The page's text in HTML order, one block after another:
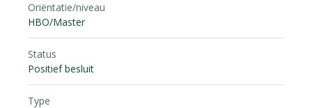
Oriëntatie/niveau
HBO/Master
Status
Positief besluit
Type